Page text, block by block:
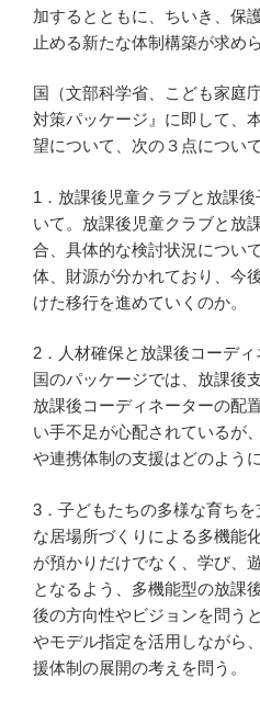
加するとともに、ちいき、保
止める新たな体制構築が求め
国（文部科学省、こども家庭
対策パッケージ』に即して、
望について、次の３点につい
1．放課後児童クラブと放課
いて。放課後児童クラブと放
合、具体的な検討状況につい
体、財源が分かれており、今
けた移行を進めていくのか。
2．人材確保と放課後コーディ
国のパッケージでは、放課後
放課後コーディネーターの配
い手不足が心配されているが
や連携体制の支援はどのよう
3．子どもたちの多様な育ち
な居場所づくりによる多機能
が預かりだけでなく、学び、
となるよう、多機能型の放課
後の方向性やビジョンを問う
やモデル指定を活用しながら
援体制の展開の考えを問う。